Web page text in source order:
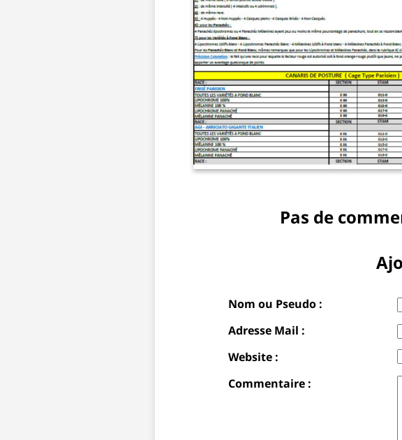
Pas de
Nom ou Pseudo :
Adresse Mail :
Website :
Commentaire :